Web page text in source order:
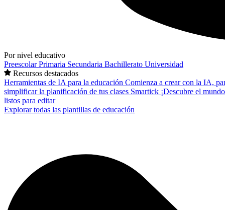
Por nivel educativo
PreescolarPrimaria Secundaria Bachillerato Universidad
Recursos destacados
Herramientas de IA para la educación Comienza a crear con la IA,
simplificar la planificación de tus clases Smartick ¡Descubre el
listos para editar
Explorar todas las plantillas de educación